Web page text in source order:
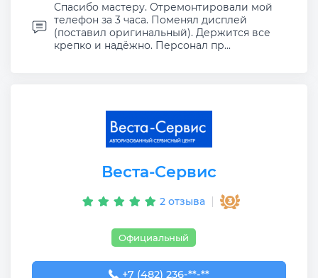
Спасибо мастеру. Отремонтировали мой
телефон за 3 часа. Поменял дисплей
(поставил оригинальный). Держится все
крепко и надёжно. Персонал пр...
Веста-Сервис
2 отзыва
Официальный
+7 (482) 236-83-43
+7 (482) 236-**-**